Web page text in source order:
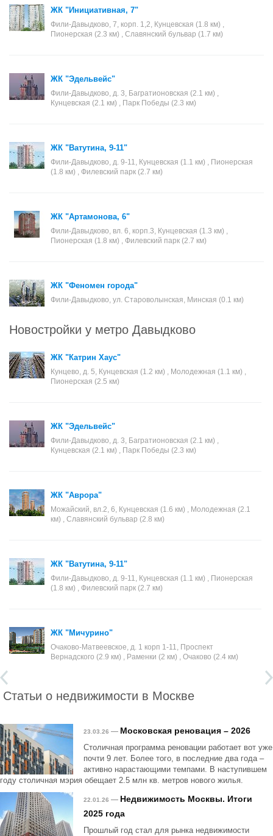
ЖК "Инициативная, 7"
Фили-Давыдково, 7, корп. 1,2, Кунцевская (1.8 км) ,
Пионерская (2.3 км) , Славянский бульвар (1.7 км)
ЖК "Эдельвейс"
Фили-Давыдково, д. 3, Багратионовская (2.1 км) ,
Кунцевская (2.1 км) , Парк Победы (2.3 км)
ЖК "Ватутина, 9-11"
Фили-Давыдково, д. 9-11, Кунцевская (1.1 км) , Пионерская
(1.8 км) , Филевский парк (2.7 км)
ЖК "Артамонова, 6"
Фили-Давыдково, вл. 6, корп.3, Кунцевская (1.3 км) ,
Пионерская (1.8 км) , Филевский парк (2.7 км)
ЖК "Феномен города"
Фили-Давыдково, ул. Староволынская, Минская (0.1 км)
Новостройки у метро Давыдково
ЖК "Катрин Хаус"
Кунцево, д. 5, Кунцевская (1.2 км) , Молодежная (1.1 км) ,
Пионерская (2.5 км)
ЖК "Эдельвейс"
Фили-Давыдково, д. 3, Багратионовская (2.1 км) ,
Кунцевская (2.1 км) , Парк Победы (2.3 км)
ЖК "Аврора"
Можайский, вл.2, 6, Кунцевская (1.6 км) , Молодежная (2.1
км) , Славянский бульвар (2.8 км)
ЖК "Ватутина, 9-11"
Фили-Давыдково, д. 9-11, Кунцевская (1.1 км) , Пионерская
(1.8 км) , Филевский парк (2.7 км)
ЖК "Мичурино"
Очаково-Матвеевское, д. 1 корп 1-11, Проспект
Вернадского (2.9 км) , Раменки (2 км) , Очаково (2.4 км)
Статьи о недвижимости в Москве
23.03.26 — Московская реновация – 2026
Столичная программа реновации работает вот уже
почти 9 лет. Более того, в последние два года –
активно нарастающими темпами. В наступившем
году столичная мэрия обещает 2.5 млн кв. метров нового жилья.
22.01.26 — Недвижимость Москвы. Итоги
2025 года
Прошлый год стал для рынка недвижимости